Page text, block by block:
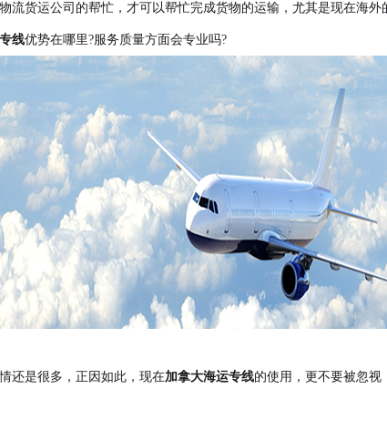
流货运公司的帮忙，才可以帮忙完成货物的运输，尤其是现在海
线优势在哪里?服务质量方面会专业吗?
还是很多，正因如此，现在加拿大海运专线的使用，更不要被忽